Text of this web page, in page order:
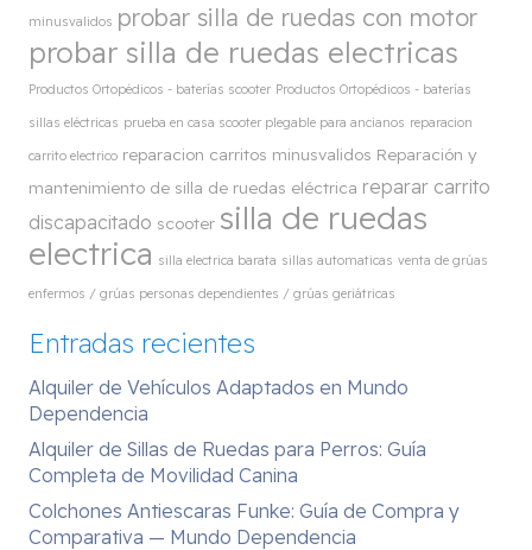
minusvalidos probar silla de ruedas con motor
probar silla de ruedas electricas
Productos Ortopédicos - baterías scooter Productos Ortopédicos - baterías
sillas eléctricas prueba en casa scooter plegable para ancianos reparacion
carrito electrico reparacion carritos minusvalidos Reparación y
mantenimiento de silla de ruedas eléctrica reparar carrito
discapacitado scooter silla de ruedas
electrica silla electrica barata sillas automaticas venta de grúas
enfermos / grúas personas dependientes / grúas geriátricas
Entradas recientes
Alquiler de Vehículos Adaptados en Mundo
Dependencia
Alquiler de Sillas de Ruedas para Perros: Guía
Completa de Movilidad Canina
Colchones Antiescaras Funke: Guía de Compra y
Comparativa — Mundo Dependencia